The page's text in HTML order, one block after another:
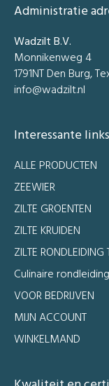
Administratie
Wadzilt B.V.
Monnikenweg 4
1791NT Den Burg,
info@wadzilt.nl
Interessante links
ALLE PRODUCTEN
ZEEWIER
ZILTE GROENTEN
ZILTE KRUIDEN
ZILTE RONDLEIDING
Culinaire
VOOR BEDRIJVEN
MIJN ACCOUNT
WINKELMAND